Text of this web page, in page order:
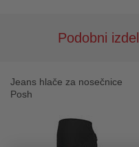
Podobni
Jeans hlače za nosečnice
Posh